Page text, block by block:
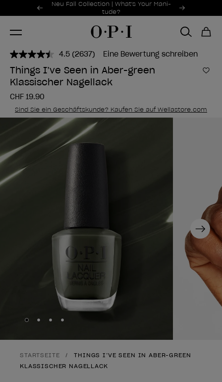
Sonderangebote
Neu Fall Collection | What's Your Mani-
tude?
Item 1 of 2
4.5 2637
Bewertungen
lesen..
Link
zur
Seite.
(2637) Eine Bewertung schreiben
Things I’ve Seen in Aber-green
Klassischer Nagellack
Zur
CHF 19.90
Sind Sie ein Geschäftskunde? Kaufen Sie auf Wellastore.com
Next
Skip to slide
Skip to slide
Skip to slide
Skip to slide
STARTSEITE
THINGS I’VE SEEN IN ABER-GREEN
KLASSISCHER NAGELLACK